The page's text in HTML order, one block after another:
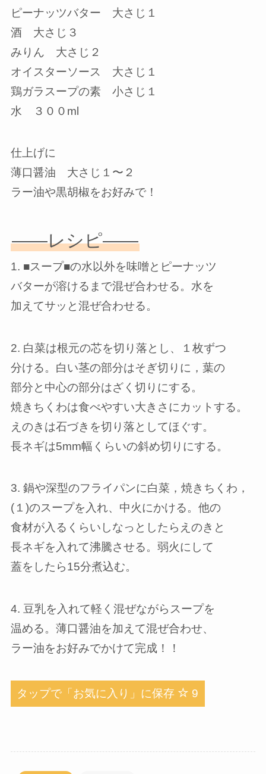
ピーナッツバター 大さじ１
酒 大さじ３
みりん 大さじ２
オイスターソース 大さじ１
鶏ガラスープの素 小さじ１
水 ３００ml
仕上げに
薄口醤油 大さじ１〜２
ラー油や黒胡椒をお好みで！
——レシピ——
1. ■スープ■の水以外を味噌とピーナッツ
バターが溶けるまで混ぜ合わせる。水を
加えてサッと混ぜ合わせる。
2. 白菜は根元の芯を切り落とし、１枚ずつ
分ける。白い茎の部分はそぎ切りに，葉の
部分と中心の部分はざく切りにする。
焼きちくわは食べやすい大きさにカットする。
えのきは石づきを切り落としてほぐす。
長ネギは5mm幅くらいの斜め切りにする。
3. 鍋や深型のフライパンに白菜，焼きちくわ，
(１)のスープを入れ、中火にかける。他の
食材が入るくらいしなっとしたらえのきと
長ネギを入れて沸騰させる。弱火にして
蓋をしたら15分煮込む。
4. 豆乳を入れて軽く混ぜながらスープを
温める。薄口醤油を加えて混ぜ合わせ、
ラー油をお好みでかけて完成！！
タップで「お気に入り」に保存 9